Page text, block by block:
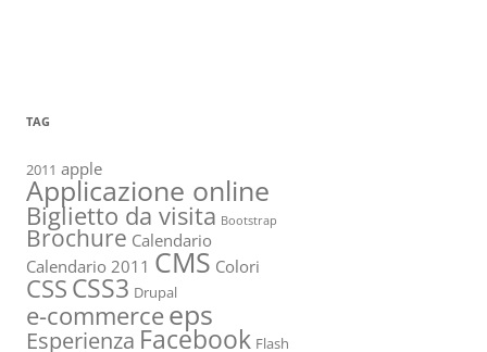
TAG
2011 apple
Applicazione online
Biglietto da visita Bootstrap
Brochure Calendario
Calendario 2011 CMS Colori
CSSCSS3 Drupal
e-commerceeps
Esperienza Facebook Flash